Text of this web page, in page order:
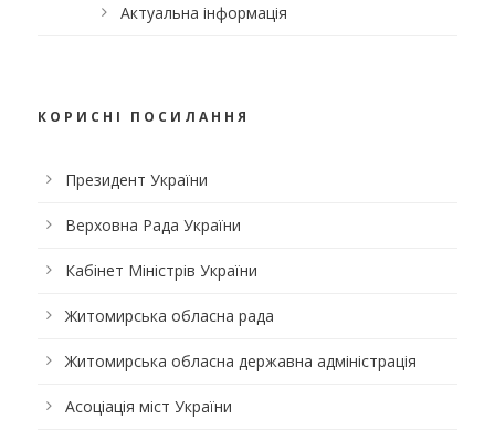
Актуальна інформація
КОРИСНІ ПОСИЛАННЯ
Президент України
Верховна Рада України
Кабінет Міністрів України
Житомирська обласна рада
Житомирська обласна державна адміністрація
Асоціація міст України